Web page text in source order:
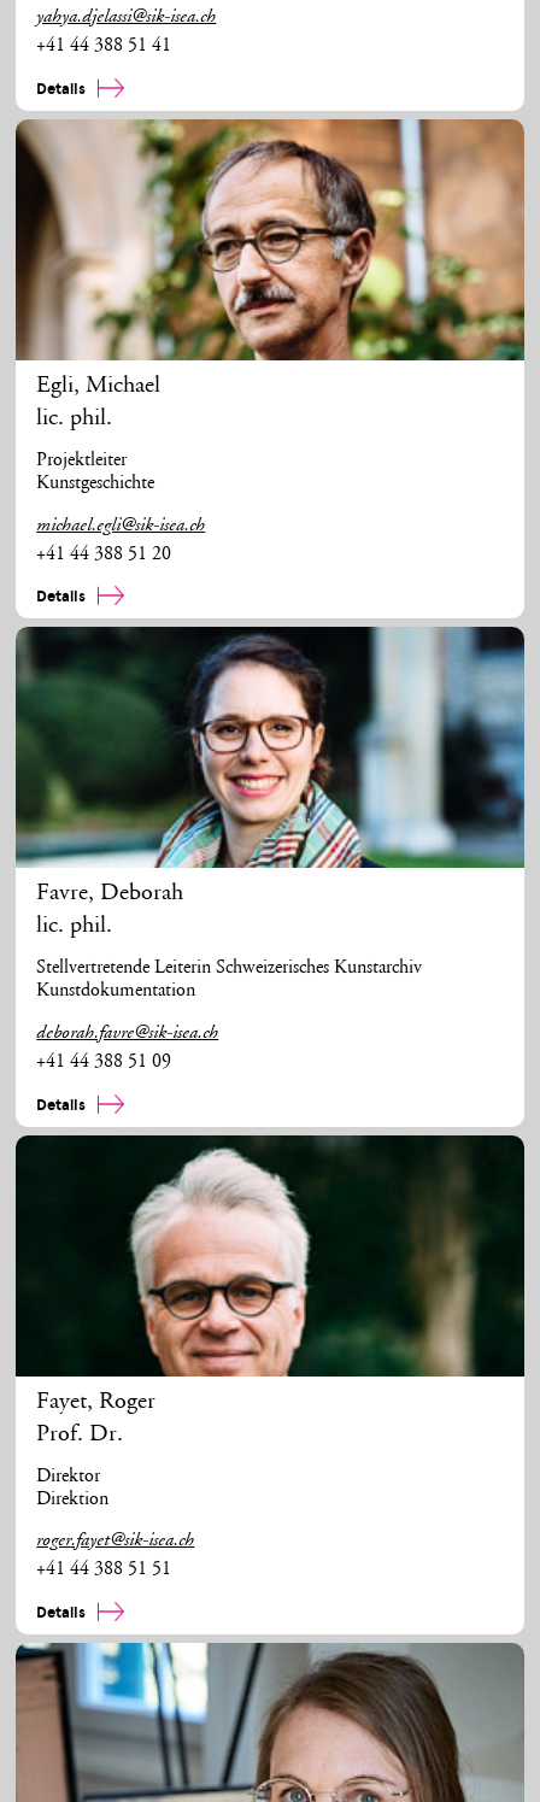
yahya.djelassi@sik-isea.ch
+41 44 388 51 41
Details
Egli,Michael
lic. phil.
Projektleiter
Kunstgeschichte
michael.egli@sik-isea.ch
+41 44 388 51 20
Details
Favre, Deborah
lic. phil.
Stellvertretende Leiterin Schweizerisches Kunstarchiv
Kunstdokumentation
deborah.favre@sik-isea.ch
+41 44 388 51 09
Details
Fayet, Roger
Prof. Dr.
Direktor
Direktion
roger.fayet@sik-isea.ch
+41 44 388 51 51
Details